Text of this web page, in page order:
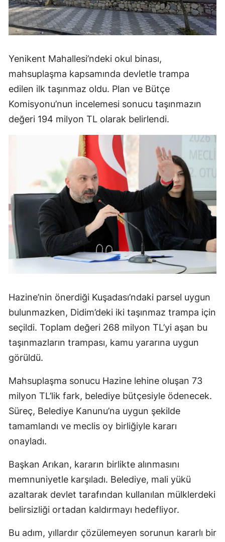
Yenikent Mahallesi’ndeki okul binası,
mahsuplaşma kapsamında devletle trampa
edilen ilk taşınmaz oldu. Plan ve Bütçe
Komisyonu’nun incelemesi sonucu taşınmazın
değeri 194 milyon TL olarak belirlendi.
Hazine’nin önerdiği Kuşadası’ndaki parsel uygun
bulunmazken, Didim’deki iki taşınmaz trampa için
seçildi. Toplam değeri 268 milyon TL’yi aşan bu
taşınmazların trampası, kamu yararına uygun
görüldü.
Mahsuplaşma sonucu Hazine lehine oluşan 73
milyon TL’lik fark, belediye bütçesiyle ödenecek.
Süreç, Belediye Kanunu’na uygun şekilde
tamamlandı ve meclis oy birliğiyle kararı
onayladı.
Başkan Arıkan, kararın birlikte alınmasını
memnuniyetle karşıladı. Belediye, mali yükü
azaltarak devlet tarafından kullanılan mülklerdeki
belirsizliği ortadan kaldırmayı hedefliyor.
Bu adım, yıllardır çözülemeyen sorunun kararlı bir